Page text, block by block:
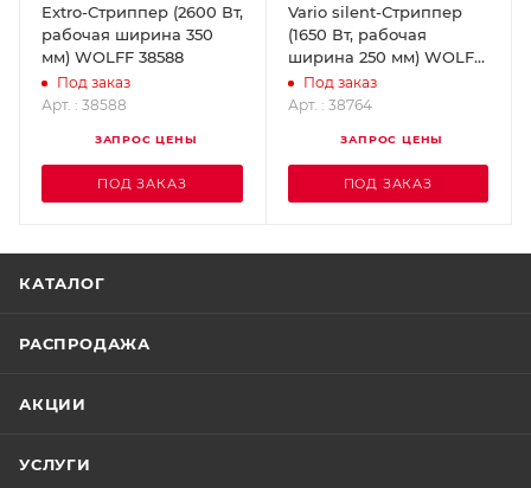
Extro-Стриппер (2600 Вт,
рабочая ширина 350
мм) WOLFF 38588
Под заказ
Арт. : 38588
ЗАПРОС ЦЕНЫ
ПОД ЗАКАЗ
Vario silent-Стриппер
(1650 Вт, рабочая
ширина 250 мм) WOLFF
38764
Под заказ
Арт. : 38764
ЗАПРОС ЦЕНЫ
ПОД ЗАКАЗ
КАТАЛОГ
РАСПРОДАЖА
АКЦИИ
УСЛУГИ